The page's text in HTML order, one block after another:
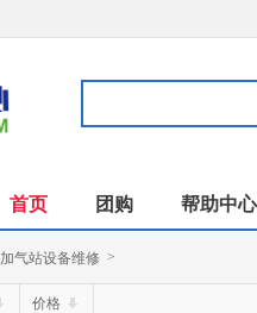
首页 团购 帮助中心
加气站设备维修 >
价格